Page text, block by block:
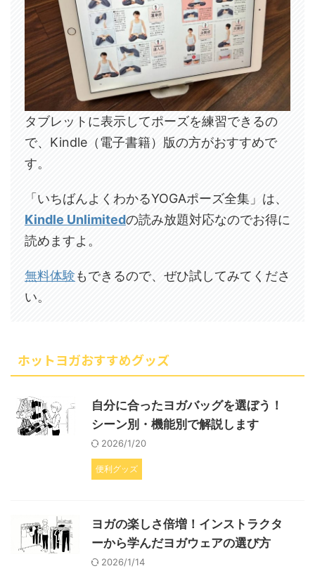
タブレットに表示してポーズを練習できるの
で、Kindle（電子書籍）版の方がおすすめで
す。
「いちばんよくわかるYOGAポーズ全集」は、
Kindle Unlimitedの読み放題対応なのでお得に
読めますよ。
無料体験もできるので、ぜひ試してみてくださ
い。
ホットヨガおすすめグッズ
自分に合ったヨガバッグを選ぼう！
シーン別・機能別で解説します
2026/1/20
便利グッズ
ヨガの楽しさ倍増！インストラクタ
ーから学んだヨガウェアの選び方
2026/1/14